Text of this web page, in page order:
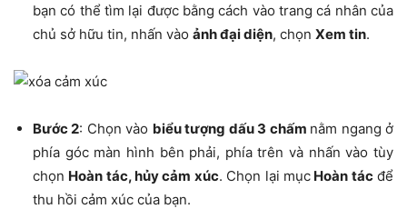
bạn có thể tìm lại được bằng cách vào trang cá nhân của
chủ sở hữu tin, nhấn vào ảnh đại diện, chọn Xem tin.
Bước 2: Chọn vào biểu tượng dấu 3 chấm nằm ngang ở
phía góc màn hình bên phải, phía trên và nhấn vào tùy
chọn Hoàn tác, hủy cảm xúc. Chọn lại mụcHoàn tácđể
thu hồi cảm xúc của bạn.